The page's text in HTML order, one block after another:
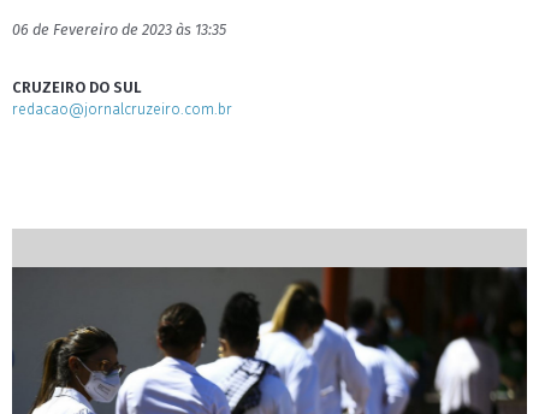
06 de Fevereiro de 2023 às 13:35
CRUZEIRO DO SUL
redacao@jornalcruzeiro.com.br